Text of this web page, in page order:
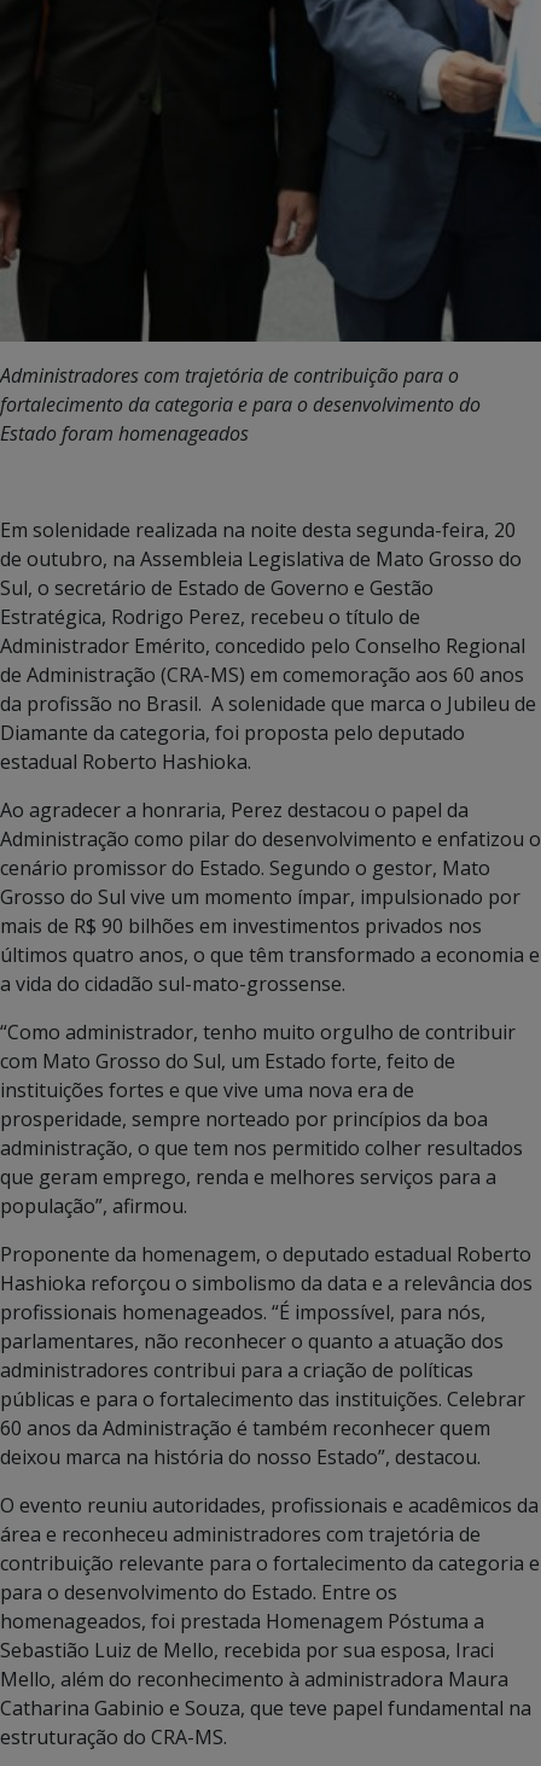
Administradores com trajetória de contribuição para o
fortalecimento da categoria e para o desenvolvimento do
Estado foram homenageados
Em solenidade realizada na noite desta segunda-feira, 20
de outubro, na Assembleia Legislativa de Mato Grosso do
Sul, o secretário de Estado de Governo e Gestão
Estratégica, Rodrigo Perez, recebeu o título de
Administrador Emérito, concedido pelo Conselho Regional
de Administração (CRA-MS) em comemoração aos 60 anos
da profissão no Brasil. A solenidade que marca o Jubileu de
Diamante da categoria, foi proposta pelo deputado
estadual Roberto Hashioka.
Ao agradecer a honraria, Perez destacou o papel da
Administração como pilar do desenvolvimento e enfatizou o
cenário promissor do Estado. Segundo o gestor, Mato
Grosso do Sul vive um momento ímpar, impulsionado por
mais de R$ 90 bilhões em investimentos privados nos
últimos quatro anos, o que têm transformado a economia e
a vida do cidadão sul-mato-grossense.
“Como administrador, tenho muito orgulho de contribuir
com Mato Grosso do Sul, um Estado forte, feito de
instituições fortes e que vive uma nova era de
prosperidade, sempre norteado por princípios da boa
administração, o que tem nos permitido colher resultados
que geram emprego, renda e melhores serviços para a
população”, afirmou.
Proponente da homenagem, o deputado estadual Roberto
Hashioka reforçou o simbolismo da data e a relevância dos
profissionais homenageados. “É impossível, para nós,
parlamentares, não reconhecer o quanto a atuação dos
administradores contribui para a criação de políticas
públicas e para o fortalecimento das instituições. Celebrar
60 anos da Administração é também reconhecer quem
deixou marca na história do nosso Estado”, destacou.
O evento reuniu autoridades, profissionais e acadêmicos da
área e reconheceu administradores com trajetória de
contribuição relevante para o fortalecimento da categoria e
para o desenvolvimento do Estado. Entre os
homenageados, foi prestada Homenagem Póstuma a
Sebastião Luiz de Mello, recebida por sua esposa, Iraci
Mello, além do reconhecimento à administradora Maura
Catharina Gabinio e Souza, que teve papel fundamental na
estruturação do CRA-MS.